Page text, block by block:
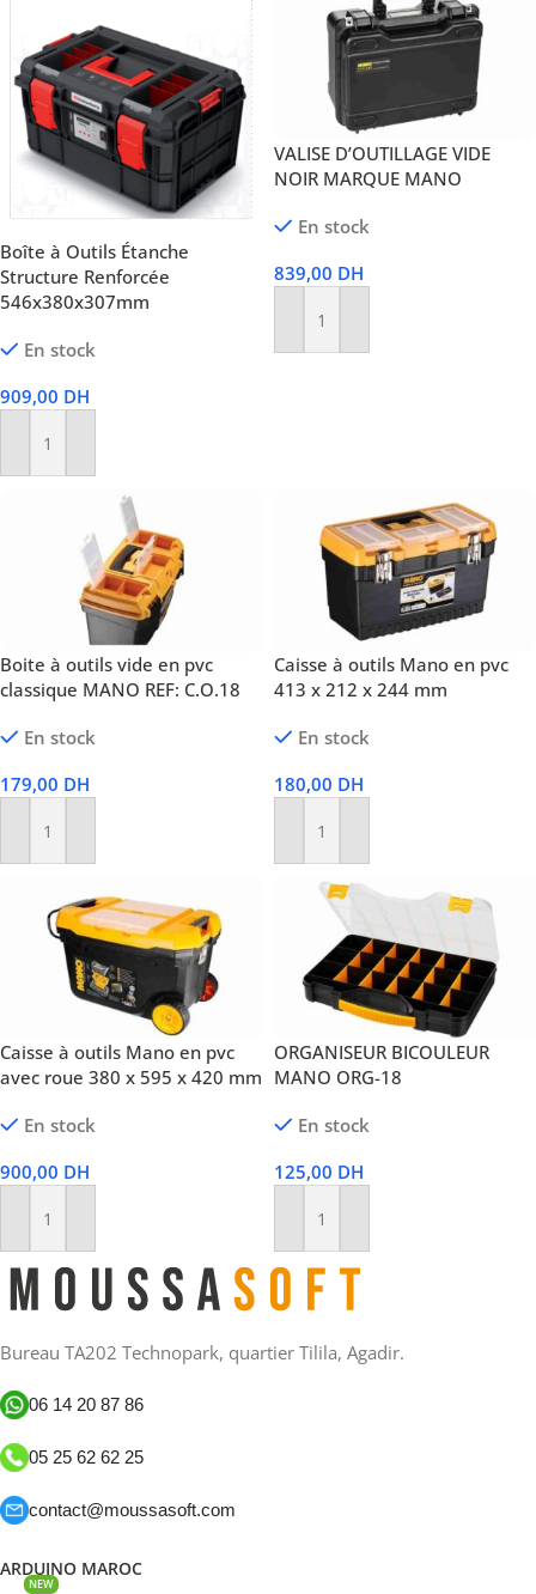
Boîte à Outils Étanche
Structure Renforcée
546x380x307mm
En stock
909,00 DH
Ajouter Au Panier
VALISE D’OUTILLAGE VIDE
NOIR MARQUE MANO
En stock
839,00 DH
Ajouter Au Panier
Boite à outils vide en pvc
classique MANO REF: C.O.18
En stock
179,00 DH
Ajouter Au Panier
Caisse à outils Mano en pvc
413 x 212 x 244 mm
En stock
180,00 DH
Ajouter Au Panier
Caisse à outils Mano en pvc
avec roue 380 x 595 x 420 mm
En stock
900,00 DH
Ajouter Au Panier
ORGANISEUR BICOULEUR
MANO ORG-18
En stock
125,00 DH
Ajouter Au Panier
Bureau TA202 Technopark, quartier Tilila, Agadir.
06 14 20 87 86
05 25 62 62 25
contact@moussasoft.com
ARDUINO MAROC
NEW